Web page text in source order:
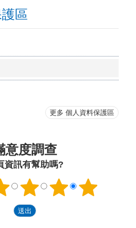
區
更多 個人資料保護區
意度調查
資訊有幫助嗎?